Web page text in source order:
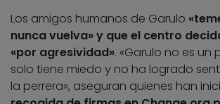
Los amigos humanos de Garulo
nunca vuelva» y que el centro
«por agresividad». «Garulo no es un
solo tiene miedo y no ha logrado
la perrera», aseguran quienes han